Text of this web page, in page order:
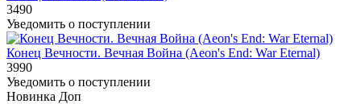
3490
Уведомить о поступлении
Конец Вечности. Вечная Война (Aeon's End: War Eternal)
3990
Уведомить о поступлении
Новинка Доп